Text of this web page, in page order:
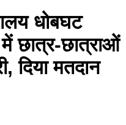
धोबघट
में छात्र-छात्राओं
दिया मतदान